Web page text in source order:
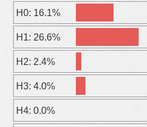
H0: 16.1%
H1: 26.6%
H2: 2.4%
H3: 4.0%
H4: 0.0%